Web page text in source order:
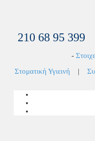
210 68 95 399
-
Στοματική Υγιεινή |